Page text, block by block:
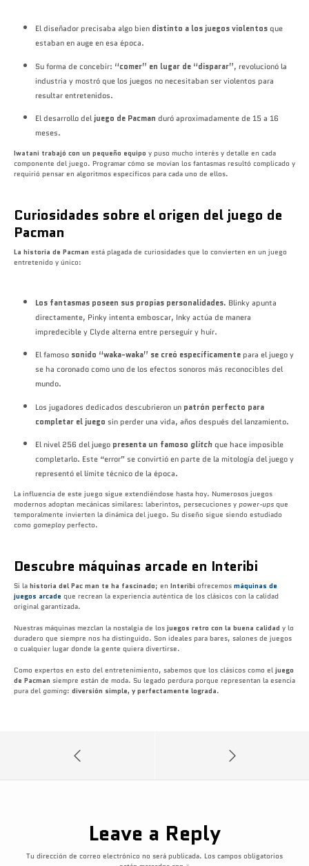
El diseñador precisaba algo bien distinto a los juegos violentosque
estaban en auge en esa época.
Su forma de concebir: “comer” en lugar de “disparar”, revolucionó la
industria y mostró que los juegos no necesitaban ser violentos para
resultar entretenidos.
El desarrollo deljuego de Pacman duró aproximadamente de 15 a 16
meses.
Iwatani trabajó con un pequeño equipo y puso mucho interés y detalle en cada
componente del juego. Programar cómo se movían los fantasmas resultó complicado y
requirió pensar en algoritmos específicos para cada uno de ellos.
Curiosidades sobre el origen del juego de
Pacman
La historia de Pacman está plagada de curiosidades que lo convierten en un juego
entretenido y único:
Los fantasmas poseen sus propias personalidades. Blinky apunta
directamente, Pinky intenta emboscar, Inky actúa de manera
impredecible y Clyde alterna entre perseguir y huir.
El famoso sonido “waka-waka” se creó específicamentepara el juego y
se ha coronado como uno de los efectos sonoros más reconocibles del
mundo.
Los jugadores dedicados descubrieron un patrón perfecto para
completar el juego sin perder una vida, años después del lanzamiento.
El nivel 256 del juego presenta un famoso glitchque hace imposible
completarlo. Este “error” se convirtió en parte de la mitología del juego y
representó el límite técnico de la época.
La influencia de este juego sigue extendiéndose hasta hoy. Numerosos juegos
modernos adoptan mecánicas similares: laberintos, persecuciones y power-ups que
temporalmente invierten la dinámica del juego. Su diseño sigue siendo estudiado
como gameplayperfecto.
Descubre máquinas arcade en Interibi
Si la historia del Pac man te ha fascinado; en Interibi ofrecemos máquinas de
juegos arcade que recrean la experiencia auténtica de los clásicos con la calidad
original garantizada.
Nuestras máquinas mezclan la nostalgia de los juegos retro con la buena calidad y lo
duradero que siempre nos ha distinguido. Son ideales para bares, salones de juegos
o cualquier lugar donde la gente quiera divertirse.
Como expertos en esto del entretenimiento, sabemos que los clásicos como el juego
de Pacman siempre están de moda. Su legado perdura porque representan la esencia
pura del gaming: diversión simple, y perfectamente lograda.
Leave a Reply
Tu dirección de correo electrónico no será publicada. Los campos obligatorios